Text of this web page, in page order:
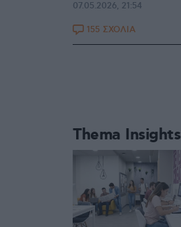
07.05.2026, 21:54
155 ΣΧΟΛΙΑ
Thema Insights